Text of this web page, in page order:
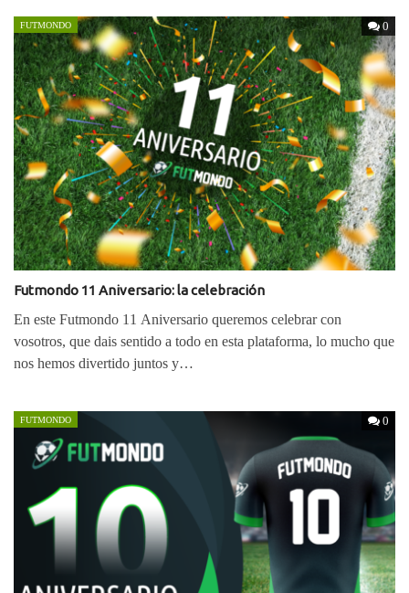
0
FUTMONDO
Futmondo 11 Aniversario: la celebración
En este Futmondo 11 Aniversario queremos celebrar con
vosotros, que dais sentido a todo en esta plataforma, lo mucho que
nos hemos divertido juntos y…
0
FUTMONDO